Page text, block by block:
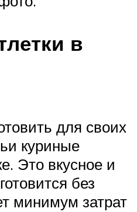
в
для своих
куриные
Это вкусное и
без
минимум затрат